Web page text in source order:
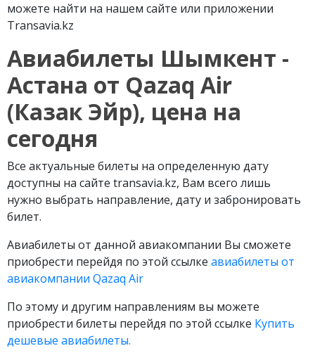
можете найти на нашем сайте или приложении
Transavia.kz
Авиабилеты Шымкент -
Астана от Qazaq Air
(Казак Эйр), цена на
сегодня
Все актуальные билеты на определенную дату
доступны на сайте transavia.kz, Вам всего лишь
нужно выбрать направление, дату и забронировать
билет.
Авиабилеты от данной авиакомпании Вы сможете
приобрести перейдя по этой ссылке авиабилеты от
авиакомпании Qazaq Air
По этому и другим направлениям вы можете
приобрести билеты перейдя по этой ссылке Купить
дешевые авиабилеты.